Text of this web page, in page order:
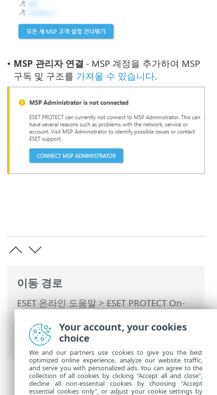
이동 경로
ESET 온라인 도움말>ESET PROTECT On-
리되는 서비스 공급자용 ESET PROTECT On-
Prem> MSP 상태 개요
• MSP 관리자 연결 - MSP 계정을 추가하여 MSP
구독 및 구조를 가져올 수 있습니다.
Your account, your cookies
choice
We and our partners use cookies to give you the best
optimized online experience, analyze our website traffic,
and serve you with personalized ads. You can agree to the
collection of all cookies by clicking "Accept all and close",
decline all non-essential cookies by choosing "Accept
essential cookies only", or adjust your cookie settings by